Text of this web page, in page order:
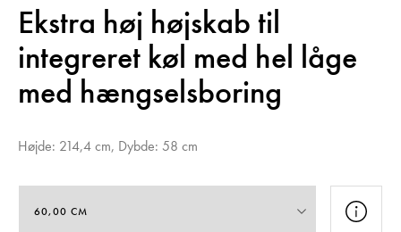
Ekstra høj højskab til
integreret køl med hel låge
med hængselsboring
Højde: 214,4 cm, Dybde: 58 cm